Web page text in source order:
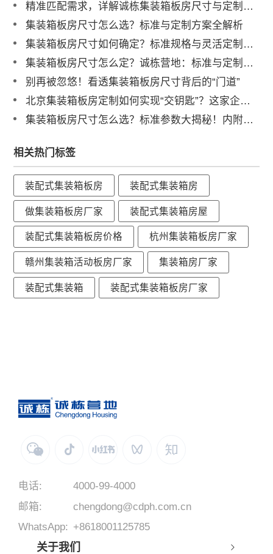
精准匹配需求，详解诚栋集装箱板房尺寸与定制化服务
集装箱板房尺寸怎么选？标准与定制方案全解析
集装箱板房尺寸如何确定？标准规格与灵活定制方案深度解读
集装箱板房尺寸怎么定？诚栋营地：标准与定制并举，灵活适配全球项目需求
别再被忽悠！看透集装箱板房尺寸背后的“门道”
北京集装箱板房定制如何实现“交钥匙”？这家企业有标准答案
集装箱板房尺寸怎么选？标准参数大揭秘！内附避坑选型指南
相关热门标签
装配式集装箱板房 装配式集装箱房
做集装箱板房厂家 装配式集装箱房屋
装配式集装箱板房价格 杭州集装箱板房厂家
赣州集装箱活动板房厂家 集装箱房厂家
装配式集装箱 装配式集装箱板房厂家
电话:
4000-99-4000
邮箱:
chengdong@cdph.com.cn
WhatsApp: +8618001125785
关于我们